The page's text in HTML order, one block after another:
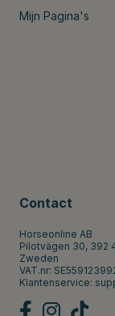
Mijn Pagina's
Contact
Horseonline AB
Pilotvägen 30, 392
Zweden
VAT.nr:
Klantenservice: